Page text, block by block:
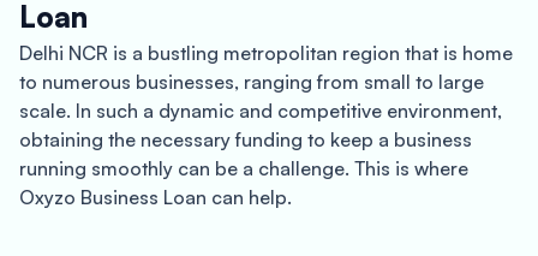
Loan
Delhi NCR is a bustling metropolitan region that is home
to numerous businesses, ranging from small to large
scale. In such a dynamic and competitive environment,
obtaining the necessary funding to keep a business
running smoothly can be a challenge. This is where
Oxyzo Business Loan can help.